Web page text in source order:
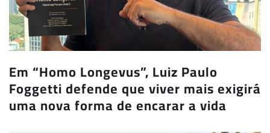
Em “Homo Longevus”, Luiz Paulo
Foggetti defende que viver mais exigirá
uma nova forma de encarar a vida